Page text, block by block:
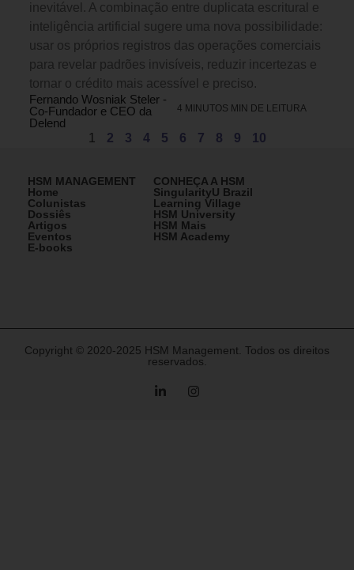
inevitável. A combinação entre duplicata escritural e
inteligência artificial sugere uma nova possibilidade:
usar os próprios registros das operações comerciais
para revelar padrões invisíveis, reduzir incertezas e
tornar o crédito mais acessível e preciso.
Fernando Wosniak Steler -
Co-Fundador e CEO da
Delend
4 MINUTOS MIN DE LEITURA
1 2 3 4 5 6 7 8 9 10
HSM MANAGEMENT
Home
Colunistas
Dossiês
Artigos
Eventos
E-books
CONHEÇA A HSM
SingularityU Brazil
Learning Village
HSM University
HSM Mais
HSM Academy
Copyright © 2020-2025 HSM Management. Todos os direitos
reservados.